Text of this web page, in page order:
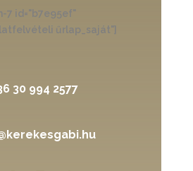
7 id="b7e95ef"
űrlap_saját"]
30 994 2577